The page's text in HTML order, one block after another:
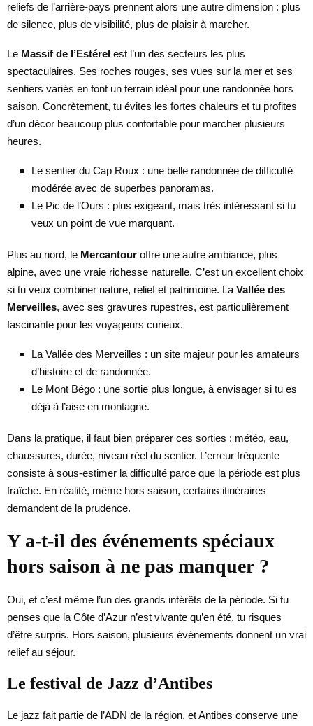
reliefs de l’arrière-pays prennent alors une autre dimension : plus
de silence, plus de visibilité, plus de plaisir à marcher.
Le Massif de l’Estérel est l’un des secteurs les plus
spectaculaires. Ses roches rouges, ses vues sur la mer et ses
sentiers variés en font un terrain idéal pour une randonnée hors
saison. Concrètement, tu évites les fortes chaleurs et tu profites
d’un décor beaucoup plus confortable pour marcher plusieurs
heures.
Le sentier du Cap Roux : une belle randonnée de difficulté
modérée avec de superbes panoramas.
Le Pic de l’Ours : plus exigeant, mais très intéressant si tu
veux un point de vue marquant.
Plus au nord, le Mercantour offre une autre ambiance, plus
alpine, avec une vraie richesse naturelle. C’est un excellent choix
si tu veux combiner nature, relief et patrimoine. La Vallée des
Merveilles, avec ses gravures rupestres, est particulièrement
fascinante pour les voyageurs curieux.
La Vallée des Merveilles : un site majeur pour les amateurs
d’histoire et de randonnée.
Le Mont Bégo : une sortie plus longue, à envisager si tu es
déjà à l’aise en montagne.
Dans la pratique, il faut bien préparer ces sorties : météo, eau,
chaussures, durée, niveau réel du sentier. L’erreur fréquente
consiste à sous-estimer la difficulté parce que la période est plus
fraîche. En réalité, même hors saison, certains itinéraires
demandent de la prudence.
Y a-t-il des événements spéciaux
hors saison à ne pas manquer ?
Oui, et c’est même l’un des grands intérêts de la période. Si tu
penses que la Côte d’Azur n’est vivante qu’en été, tu risques
d’être surpris. Hors saison, plusieurs événements donnent un vrai
relief au séjour.
Le festival de Jazz d’Antibes
Le jazz fait partie de l’ADN de la région, et Antibes conserve une